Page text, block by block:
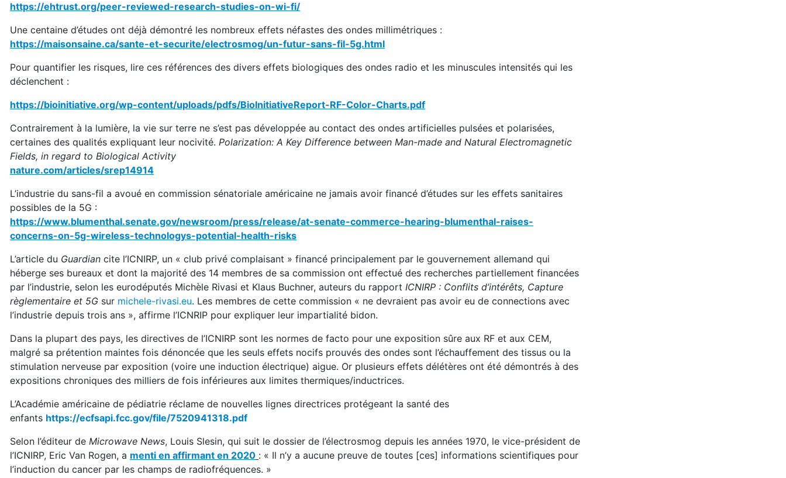
https://ehtrust.org/peer-reviewed-research-studies-on-wi-fi/
Une centaine d’études ont déjà démontré les nombreux effets néfastes des ondes millimétriques :
https://maisonsaine.ca/sante-et-securite/electrosmog/un-futur-sans-fil-5g.html
Pour quantifier les risques, lire ces références des divers effets biologiques des ondes radio et les minuscules intensités qui les
déclenchent :
https://bioinitiative.org/wp-content/uploads/pdfs/BioInitiativeReport-RF-Color-Charts.pdf
Contrairement à la lumière, la vie sur terre ne s’est pas développée au contact des ondes artificielles pulsées et polarisées,
certaines des qualités expliquant leur nocivité. Polarization: A Key Difference between Man-made and Natural Electromagnetic
Fields, in regard to Biological Activity
nature.com/articles/srep14914
L’industrie du sans-fil a avoué en commission sénatoriale américaine ne jamais avoir financé d’études sur les effets sanitaires
possibles de la 5G :
https://www.blumenthal.senate.gov/newsroom/press/release/at-senate-commerce-hearing-blumenthal-raises-
concerns-on-5g-wireless-technologys-potential-health-risks
L’article du Guardian cite l’ICNIRP, un « club privé complaisant » financé principalement par le gouvernement allemand qui
héberge ses bureaux et dont la majorité des 14 membres de sa commission ont effectué des recherches partiellement financées
par l’industrie, selon les eurodéputés Michèle Rivasi et Klaus Buchner, auteurs du rapport ICNIRP : Conflits d’intérêts, Capture
règlementaire et 5G sur michele-rivasi.eu. Les membres de cette commission « ne devraient pas avoir eu de connections avec
l’industrie depuis trois ans », affirme l’ICNRIP pour expliquer leur impartialité bidon.
Dans la plupart des pays, les directives de l’ICNIRP sont les normes de facto pour une exposition sûre aux RF et aux CEM,
malgré sa prétention maintes fois dénoncée que les seuls effets nocifs prouvés des ondes sont l’échauffement des tissus ou la
stimulation nerveuse par exposition (voire une induction électrique) aigue. Or plusieurs effets délétères ont été démontrés à des
expositions chroniques des milliers de fois inférieures aux limites thermiques/inductrices.
L’Académie américaine de pédiatrie réclame de nouvelles lignes directrices protégeant la santé des
enfants https://ecfsapi.fcc.gov/file/7520941318.pdf
Selon l’éditeur de Microwave News, Louis Slesin, qui suit le dossier de l’électrosmog depuis les années 1970, le vice-président de
l’ICNIRP, Eric Van Rogen, a menti en affirmant en 2020 : « Il n’y a aucune preuve de toutes [ces] informations scientifiques pour
l’induction du cancer par les champs de radiofréquences. »